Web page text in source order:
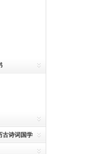
古诗词国学